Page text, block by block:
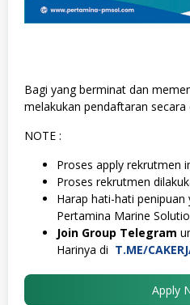
Bagi yang berminat dan
melakukan pendaftaran secara
NOTE :
Proses apply rekrutmen
Proses rekrutmen
Harap hati-hati
Pertamina Marine
Join Group Telegram
Harinya di T.ME/
Apply